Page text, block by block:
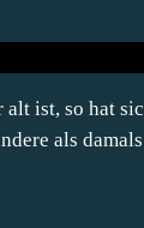
ist, so hat
als